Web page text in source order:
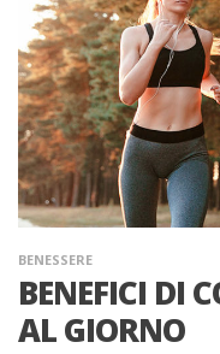
BENESSERE
BENEFICI DI
AL GIORNO